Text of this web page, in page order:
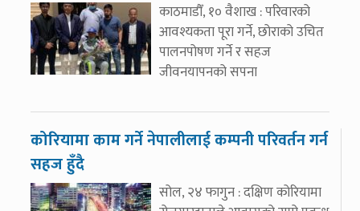
काठमाडौँ, १० वैशाख : परिवारको
आवश्यकता पूरा गर्ने, छोराको उचित
पालनपोषण गर्ने र सहज
जीवनयापनको सपना
कोरियामा काम गर्ने नेपालीलाई कम्पनी परिवर्तन गर्न
सहज हुँदै
सोल, २४ फागुन : दक्षिण कोरियामा